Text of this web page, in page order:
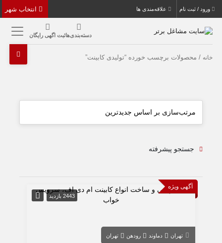
ورود / ثبت نام علاقه‌مندی ها
دسته‌بندی‌هاثبت اگهی رایگان
خانه / محصولات برچسب خورده “تولیدی کابینت”
جستجو پیشرفته
آگهی ویژه
2443 بازدید
تهران دماوند رودهن تهران